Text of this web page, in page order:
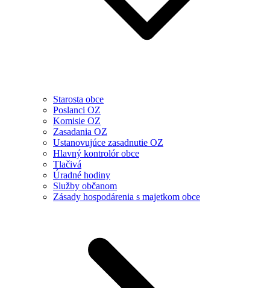
Starosta obce
Poslanci OZ
Komisie OZ
Zasadania OZ
Ustanovujúce zasadnutie OZ
Hlavný kontrolór obce
Tlačivá
Úradné hodiny
Služby občanom
Zásady hospodárenia s majetkom obce